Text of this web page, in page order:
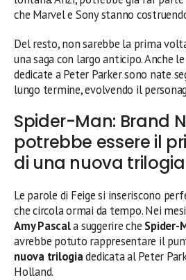
che Marvel e Sony stanno
Del resto, non sarebbe la prima
una saga con largo anticipo. Anche
dedicate a Peter Parker sono nate
lungo termine, evolvendo il
Spider-Man: Brand
potrebbe essere il
di una nuova trilogia
Le parole di Feige si inseriscono
che circola ormai da tempo. Nei
Amy Pascala suggerire che Spider-
avrebbe potuto rappresentare il
nuova trilogiadedicata al Peter
Holland.